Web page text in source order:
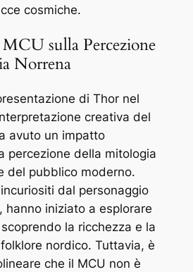
cosmiche.
sulla Percezione
Norrena
di Thor nel
creativa del
avuto un impatto
percezione della mitologia
del pubblico moderno.
dal personaggio
hanno iniziato a esplorare
la ricchezza e la
nordico. Tuttavia, è
che il MCU non è